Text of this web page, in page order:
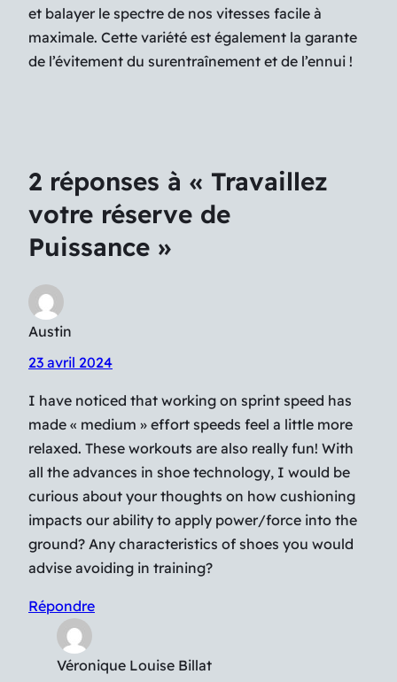
et balayer le spectre de nos vitesses facile à
maximale. Cette variété est également la garante
de l’évitement du surentraînement et de l’ennui !
2 réponses à « Travaillez
votre réserve de
Puissance »
Austin
23 avril 2024
I have noticed that working on sprint speed has
made « medium » effort speeds feel a little more
relaxed. These workouts are also really fun! With
all the advances in shoe technology, I would be
curious about your thoughts on how cushioning
impacts our ability to apply power/force into the
ground? Any characteristics of shoes you would
advise avoiding in training?
Répondre
Véronique Louise Billat